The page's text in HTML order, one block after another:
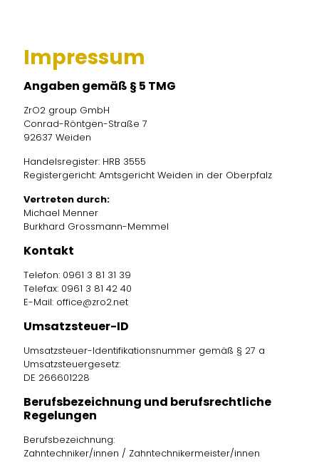
Impressum
Angaben gemäß § 5 TMG
ZrO2 group GmbH
Conrad-Röntgen-Straße 7
92637 Weiden
Handelsregister: HRB 3555
Registergericht: Amtsgericht Weiden in der Oberpfalz
Vertreten durch:
Michael Menner
Burkhard Grossmann-Memmel
Kontakt
Telefon: 0961 3 81 31 39
Telefax: 0961 3 81 42 40
E-Mail: office@zro2.net
Umsatzsteuer-ID
Umsatzsteuer-Identifikationsnummer gemäß § 27 a
Umsatzsteuergesetz:
DE 266601228
Berufsbezeichnung und berufsrechtliche
Regelungen
Berufsbezeichnung:
Zahntechniker/innen / Zahntechnikermeister/innen